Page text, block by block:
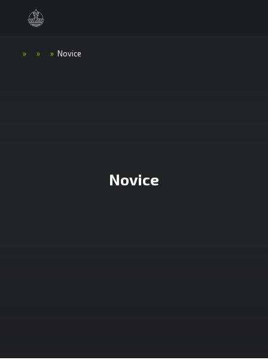
» » » Novice
Novice